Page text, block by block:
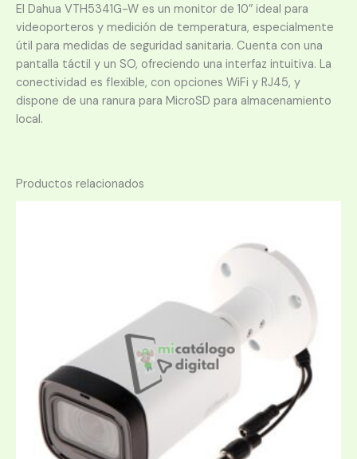
El Dahua VTH5341G-W es un monitor de 10″ ideal para
videoporteros y medición de temperatura, especialmente
útil para medidas de seguridad sanitaria. Cuenta con una
pantalla táctil y un SO, ofreciendo una interfaz intuitiva. La
conectividad es flexible, con opciones WiFi y RJ45, y
dispone de una ranura para MicroSD para almacenamiento
local.
Productos relacionados